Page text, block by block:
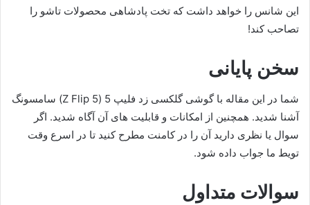
این شانس را خواهد داشت که تخت پادشاهی محصولات تاشو را
تصاحب کند!
سخن پایانی
شما در این مقاله با گوشی گلکسی زد فلیپ 5 (Z Flip 5) سامسونگ
آشنا شدید. همچنین از امکانات و قابلیت های آن آگاه شدید. اگر
سوال یا نظری دارید آن را در کامنت مطرح کنید تا در اسرع وقت
تویط ما جواب داده شود.
سوالات متداول